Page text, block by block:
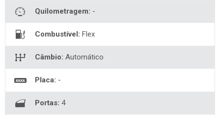
Quilometragem: -
Combustível: Flex
Câmbio: Automático
Placa: -
Portas: 4